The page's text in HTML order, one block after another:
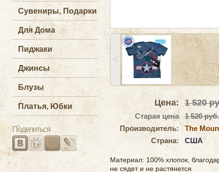
Сувениры, Подарки
Для Дома
Пиджаки
Джинсы
Блузы
Платья, Юбки
Поделиться
˂
Цена: 1 520
Старая цена
1 520 руб.
Производитель:
The
Страна:
США
Материал: 100% хлопок,
не сядет и не растянется